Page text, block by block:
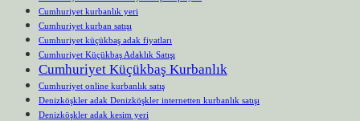
Cumhuriyet kurbanlık yeri
Cumhuriyet kurban satışı
Cumhuriyet küçükbaş adak fiyatları
Cumhuriyet Küçükbaş Adaklık Satışı
Cumhuriyet Küçükbaş Kurbanlık
Cumhuriyet online kurbanlık satış
Denizköşkler adak Denizköşkler internetten kurbanlık satışı
Denizköşkler adak kesim yeri